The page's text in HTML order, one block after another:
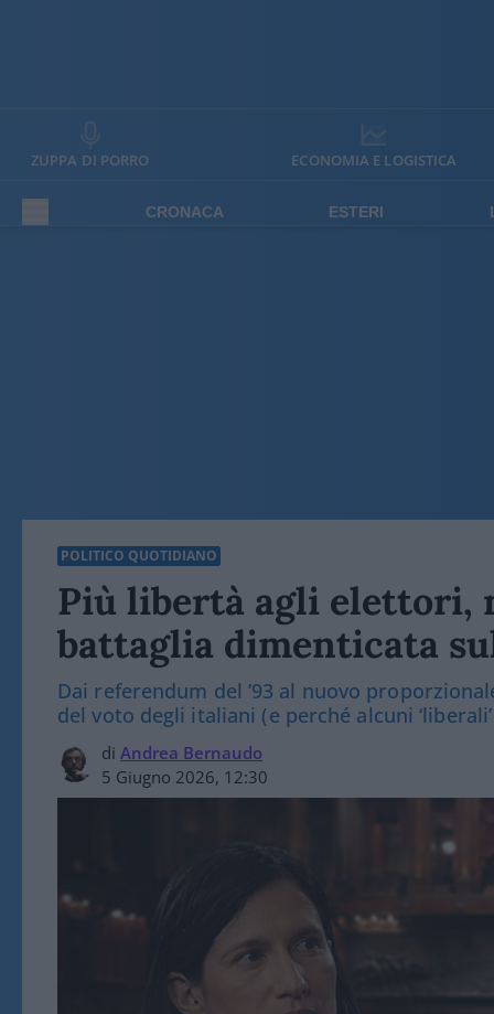
ZUPPA DI PORRO ECONOMIA E LOGISTICA
CRONACA ESTERI
POLITICO QUOTIDIANO
Più libertà agli elettori,
battaglia dimenticata
Dai referendum del ’93 al nuovo
del voto degli italiani (e perché alcuni
di Andrea Bernaudo
5 Giugno 2026, 12:30